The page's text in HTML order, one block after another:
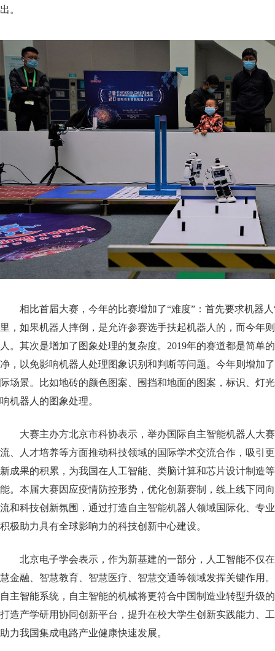
出。
相比首届大赛，今年的比赛增加了“难度”：首先要求机器
里，如果机器人摔倒，是允许参赛选手扶起机器人的，而今年
人。其次是增加了图象处理的复杂度。2019年的赛道都是简单
净，以免影响机器人处理图象识别和判断等问题。今年则增加
际场景。比如地砖的颜色图案、围挡和地面的图案，标识、灯
响机器人的图象处理。
大赛主办方北京市科协表示，举办国际自主智能机器人大
流、人才培养等方面推动科技领域的国际学术交流合作，吸引
新成果的积累，为我国在人工智能、类脑计算和芯片设计制造
能。本届大赛因应疫情防控形势，优化创新赛制，线上线下同
流和科技创新氛围，通过打造自主智能机器人领域国际化、专
积极助力具有全球影响力的科技创新中心建设。
北京电子学会表示，作为新基建的一部分，人工智能不仅
慧金融、智慧教育、智慧医疗、智慧交通等领域发挥关键作用
自主智能系统，自主智能的机械将更符合中国制造业转型升级
打造产学研用协同创新平台，提升在校大学生创新实践能力、
助力我国集成电路产业健康快速发展。